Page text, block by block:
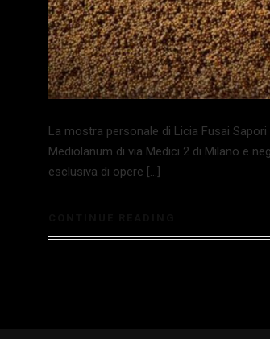
La mostra personale di Licia Fusai
Mediolanum di via Medici 2 di Milano e
esclusiva di opere […]